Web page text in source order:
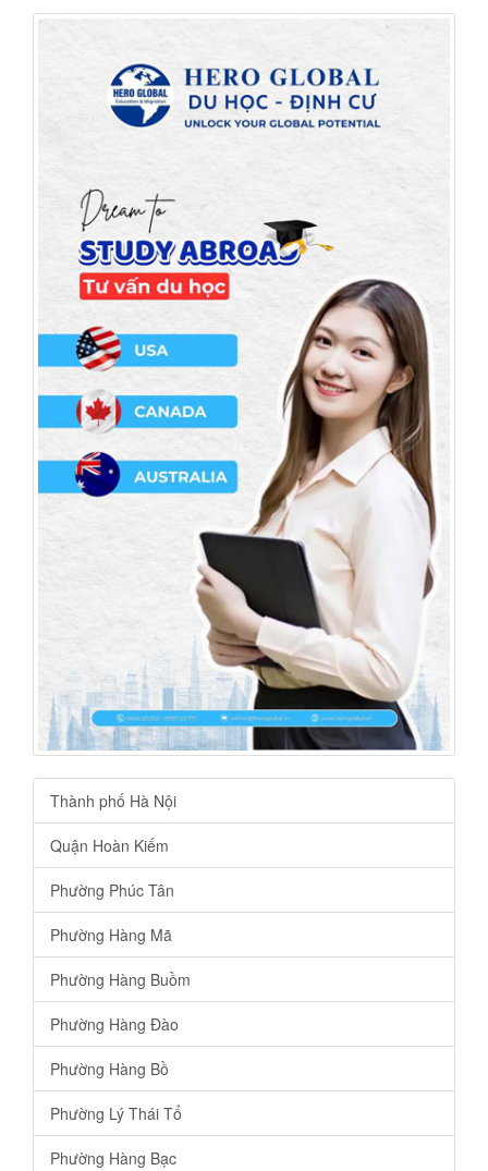
Thành phố Hà Nội
Quận Hoàn Kiếm
Phường Phúc Tân
Phường Hàng Mã
Phường Hàng Buồm
Phường Hàng Đào
Phường Hàng Bồ
Phường Lý Thái Tổ
Phường Hàng Bạc